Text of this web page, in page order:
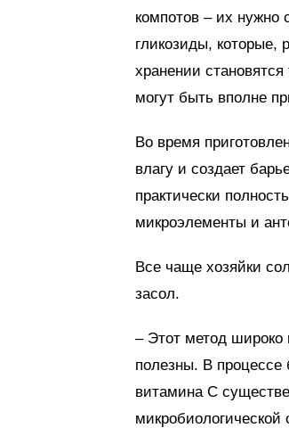
компотов – их нужно
гликозиды,
хранении
могут быть вполне
Во время
влагу и создает
практически
микроэлементы и
Все чаще хозяйки
засол.
– Этот метод широко
полезны. В процессе
витамина С
микробиологической